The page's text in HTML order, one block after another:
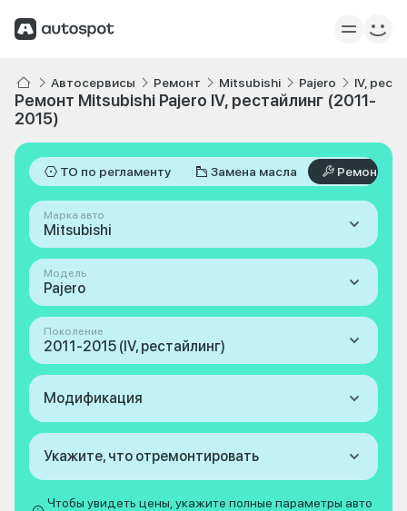
Автосервисы Ремонт Mitsubishi Pajero IV,
Ремонт Mitsubishi Pajero IV, рестайлинг (2011-
2015)
ТО по регламенту Замена масла Ремонт
Марка авто
Mitsubishi
Модель
Pajero
Поколение
2011-2015 (IV, рестайлинг)
Модификация
Укажите, что отремонтировать
Чтобы увидеть цены, укажите полные параметры авто